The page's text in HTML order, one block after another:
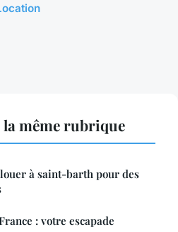
même rubrique
à saint-barth pour des
: votre escapade